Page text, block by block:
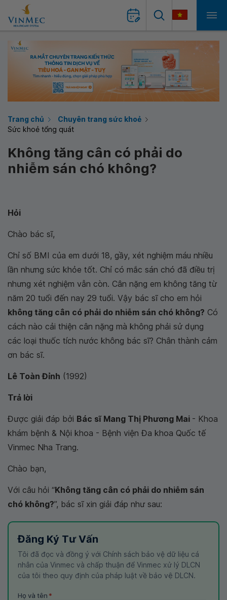
Trang chủ
Chuyên trang sức khoẻ
Sức khoẻ tổng quát
Không tăng cân có phải do
nhiễm sán chó không?
Hỏi
Chào bác sĩ,
Chỉ số BMI của em dưới 18, gầy, xét nghiệm máu nhiều
lần nhưng sức khỏe tốt. Chỉ có mắc sán chó đã điều trị
nhưng xét nghiệm vẫn còn. Cân nặng em không tăng từ
năm 20 tuổi đến nay 29 tuổi. Vậy bác sĩ cho em hỏi
không tăng cân có phải do nhiễm sán chó không? Có
cách nào cải thiện cân nặng mà không phải sử dụng
các loại thuốc tích nước không bác sĩ? Chân thành cảm
ơn bác sĩ.
Lê Toàn Đỉnh (1992)
Trả lời
Được giải đáp bởi Bác sĩ Mang Thị Phương Mai - Khoa
khám bệnh & Nội khoa - Bệnh viện Đa khoa Quốc tế
Vinmec Nha Trang.
Chào bạn,
Với câu hỏi “Không tăng cân có phải do nhiễm sán
chó không?”, bác sĩ xin giải đáp như sau:
Đăng Ký Tư Vấn
Tôi đã đọc và đồng ý với Chính sách bảo vệ dữ liệu cá
nhân của Vinmec và chấp thuận để Vinmec xử lý DLCN
của tôi theo quy định của pháp luật về bảo vệ DLCN.
Họ và tên *